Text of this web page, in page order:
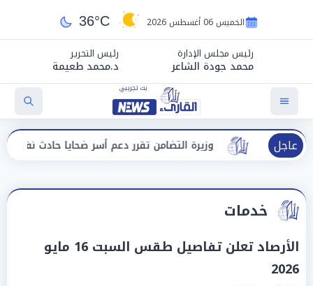
الخميس 06 أغسطس 2026 36°C
رئيس مجلس الإدارة
محمد جودة الشاعر
رئيس التحرير
د.محمد طعيمة
عاجلوزيرة التضامن تقرر دعم أسر ضحايا حادث نفق الودي ببني
خدمات
الأرصاد تعلن تفاصيل طقس السبت 16 مايو
2026